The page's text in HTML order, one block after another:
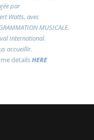
par
Watts, avec
MUSICALE.
International.
accueillir.
detailsHERE